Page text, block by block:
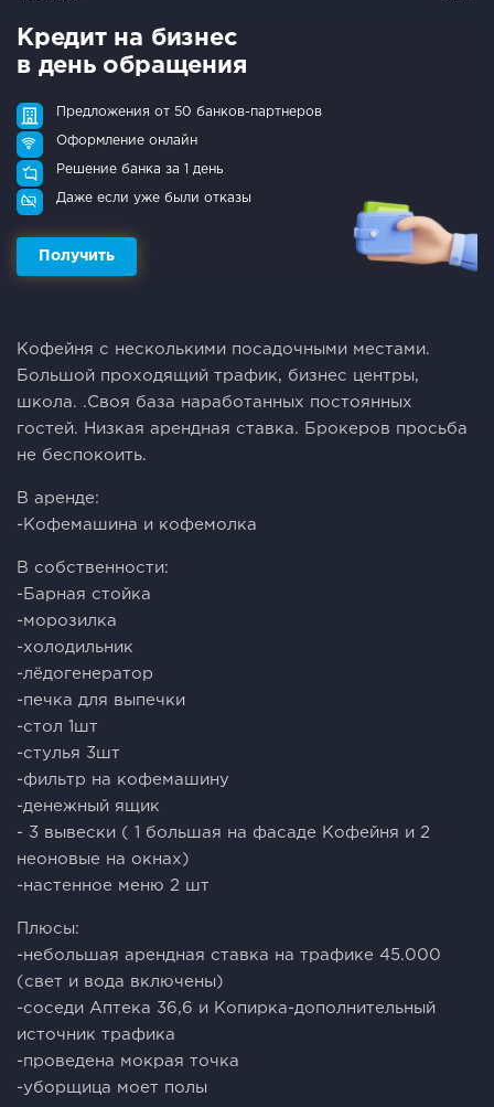
Кредит на бизнес
в день обращения
Предложения от 50 банков-партнеров
Оформление онлайн
Решение банка за 1 день
Даже если уже были отказы
Получить
Кофейня с несколькими посадочными местами.
Большой проходящий трафик, бизнес центры,
школа. .Своя база наработанных постоянных
гостей. Низкая арендная ставка. Брокеров просьба
не беспокоить.
В аренде:
-Кофемашина и кофемолка
В собственности:
-Барная стойка
-морозилка
-холодильник
-лёдогенератор
-печка для выпечки
-стол 1шт
-стулья 3шт
-фильтр на кофемашину
-денежный ящик
- 3 вывески ( 1 большая на фасаде Кофейня и 2
неоновые на окнах)
-настенное меню 2 шт
Плюсы:
-небольшая арендная ставка на трафике 45.000
(свет и вода включены)
-соседи Аптека 36,6 и Копирка-дополнительный
источник трафика
-проведена мокрая точка
-уборщица моет полы